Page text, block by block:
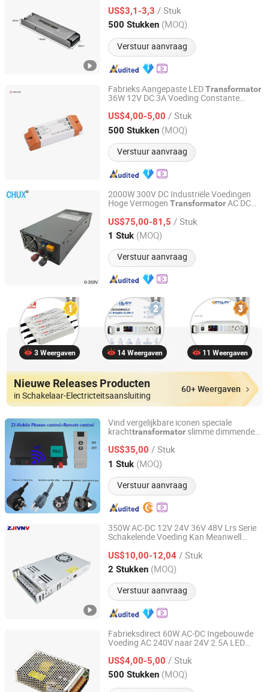
LED Strip
US$3,1-3,3 / Stuk
500 Stukken (MOQ)
Verstuur aanvraag
Guangdong, China Sinds 2025
Fabrieks Aangepaste LEDTransformator
36W 12V DC 3A Voeding Constante
US$4,00-5,00 / Stuk
500 Stukken (MOQ)
Verstuur aanvraag
Ninghai Yingjiao Electrical Co., Ltd.
Zhejiang, China Sinds 2006
2000W 300V DC Industriële Voedingen
Hoge Vermogen TransformatorAC DC
US$75,00-81,5 / Stuk
1 Stuk (MOQ)
Verstuur aanvraag
Yueqing Chuxi Electric Co., Ltd.
Zhejiang, China Sinds 2021
3 Weergaven 14 Weergaven 11 Weergaven
Nieuwe Releases Producten
in Schakelaar-Electricteitsaansluiting
60+ Weergaven
Vind vergelijkbare iconen speciale
krachttransformatorslimme dimmende
elektronisch gecontroleerde atomisatie
205mm lengte voor
US$35,00 / Stuk
1 Stuk (MOQ)
Verstuur aanvraag
Guangdong Chenghui Power Supply Co., Ltd.
Guangdong, China Sinds 2026
350W AC-DC 12V 24V 36V 48V Lrs Serie
Schakelende Voeding Kan Meanwell
350-12 Lrs-350-24 Lrs-350-36 Lrs-350-48
US$10,00-12,04 / Stuk
2 Stukken (MOQ)
Verstuur aanvraag
Yueqing Zhijiu Electric Co., Ltd.
Zhejiang, China Sinds 2025
Fabrieksdirect 60W AC-DC Ingebouwde
Voeding AC 240V naar 24V 2.5A LED
US$4,00-5,00 / Stuk
500 Stukken (MOQ)
Ninghai Yingjiao Electrical Co., Ltd.
Zhejiang, China Sinds 2006